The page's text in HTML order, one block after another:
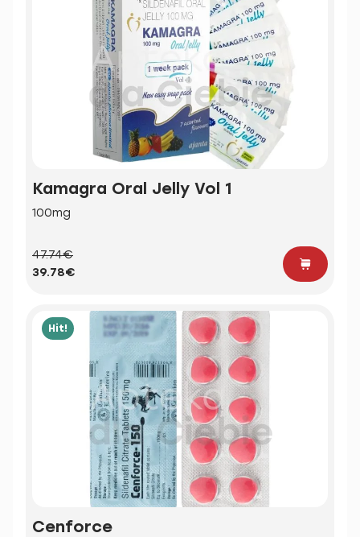
Kamagra Oral Jelly Vol 1
100mg
47.74€
39.78€
Hit!
Cenforce